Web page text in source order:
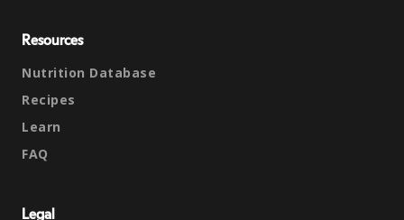
Resources
Nutrition Database
Recipes
Learn
FAQ
Legal